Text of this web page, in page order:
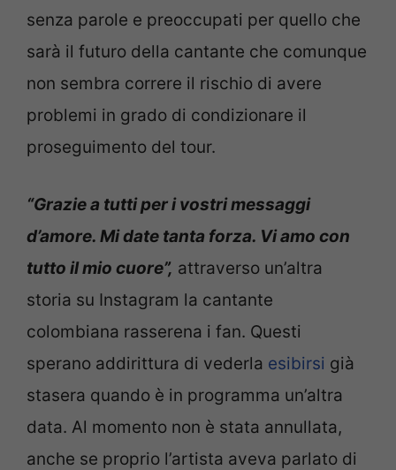
senza parole e preoccupati per quello che
sarà il futuro della cantante che comunque
non sembra correre il rischio di avere
problemi in grado di condizionare il
proseguimento del tour.
“Grazie a tutti per i vostri messaggi
d’amore. Mi date tanta forza. Vi amo con
tutto il mio cuore”, attraverso un’altra
storia su Instagram la cantante
colombiana rasserena i fan. Questi
sperano addirittura di vederla esibirsi già
stasera quando è in programma un’altra
data. Al momento non è stata annullata,
anche se proprio l’artista aveva parlato di